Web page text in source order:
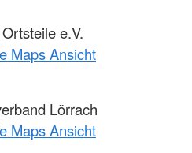
e.V.
Maps Ansicht
Lörrach
Maps Ansicht